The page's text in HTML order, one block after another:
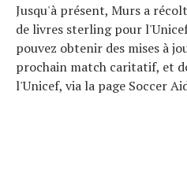
Jusqu'à présent, Murs a
de livres sterling pour
pouvez obtenir des mises à
prochain match caritatif, et
l'Unicef, via la page Soccer